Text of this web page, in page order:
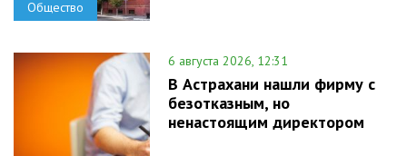
Общество
6 августа 2026, 12:31
В Астрахани нашли фирму с
безотказным, но
ненастоящим директором